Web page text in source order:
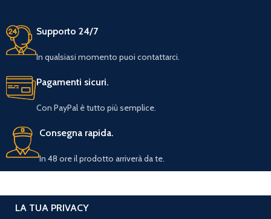
Supporto 24/7
In qualsiasi momento puoi contattarci.
Pagamenti sicuri.
Con PayPal è tutto più semplice.
Consegna rapida.
In 48 ore il prodotto arriverà da te.
LA TUA PRIVACY